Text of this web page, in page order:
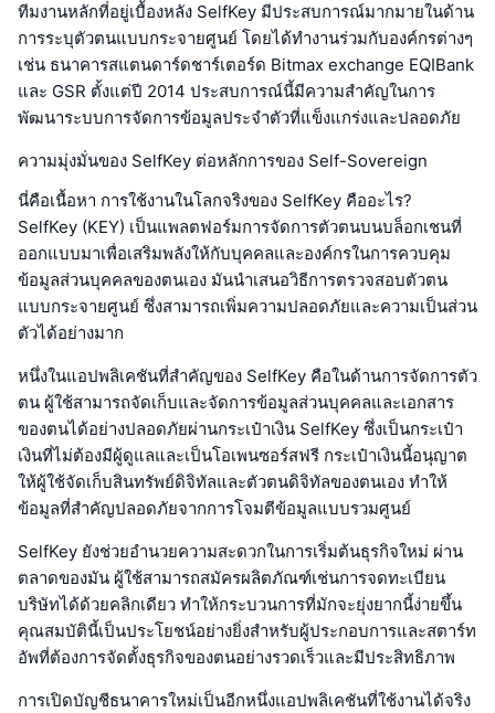
ทีมงานหลักที่อยู่เบื้องหลัง SelfKey มีประสบการณ์มากมายในด้าน
การระบุตัวตนแบบกระจายศูนย์ โดยได้ทำงานร่วมกับองค์กรต่างๆ
เช่น ธนาคารสแตนดาร์ดชาร์เตอร์ด Bitmax exchange EQIBank
และ GSR ตั้งแต่ปี 2014 ประสบการณ์นี้มีความสำคัญในการ
พัฒนาระบบการจัดการข้อมูลประจำตัวที่แข็งแกร่งและปลอดภัย
ความมุ่งมั่นของ SelfKey ต่อหลักการของ Self-Sovereign
นี่คือเนื้อหา การใช้งานในโลกจริงของ SelfKey คืออะไร?
SelfKey (KEY) เป็นแพลตฟอร์มการจัดการตัวตนบนบล็อกเชนที่
ออกแบบมาเพื่อเสริมพลังให้กับบุคคลและองค์กรในการควบคุม
ข้อมูลส่วนบุคคลของตนเอง มันนำเสนอวิธีการตรวจสอบตัวตน
แบบกระจายศูนย์ ซึ่งสามารถเพิ่มความปลอดภัยและความเป็นส่วน
ตัวได้อย่างมาก
หนึ่งในแอปพลิเคชันที่สำคัญของ SelfKey คือในด้านการจัดการตัว
ตน ผู้ใช้สามารถจัดเก็บและจัดการข้อมูลส่วนบุคคลและเอกสาร
ของตนได้อย่างปลอดภัยผ่านกระเป๋าเงิน SelfKey ซึ่งเป็นกระเป๋า
เงินที่ไม่ต้องมีผู้ดูแลและเป็นโอเพนซอร์สฟรี กระเป๋าเงินนี้อนุญาต
ให้ผู้ใช้จัดเก็บสินทรัพย์ดิจิทัลและตัวตนดิจิทัลของตนเอง ทำให้
ข้อมูลที่สำคัญปลอดภัยจากการโจมตีข้อมูลแบบรวมศูนย์
SelfKey ยังช่วยอำนวยความสะดวกในการเริ่มต้นธุรกิจใหม่ ผ่าน
ตลาดของมัน ผู้ใช้สามารถสมัครผลิตภัณฑ์เช่นการจดทะเบียน
บริษัทได้ด้วยคลิกเดียว ทำให้กระบวนการที่มักจะยุ่งยากนี้ง่ายขึ้น
คุณสมบัตินี้เป็นประโยชน์อย่างยิ่งสำหรับผู้ประกอบการและสตาร์ท
อัพที่ต้องการจัดตั้งธุรกิจของตนอย่างรวดเร็วและมีประสิทธิภาพ
การเปิดบัญชีธนาคารใหม่เป็นอีกหนึ่งแอปพลิเคชันที่ใช้งานได้จริง